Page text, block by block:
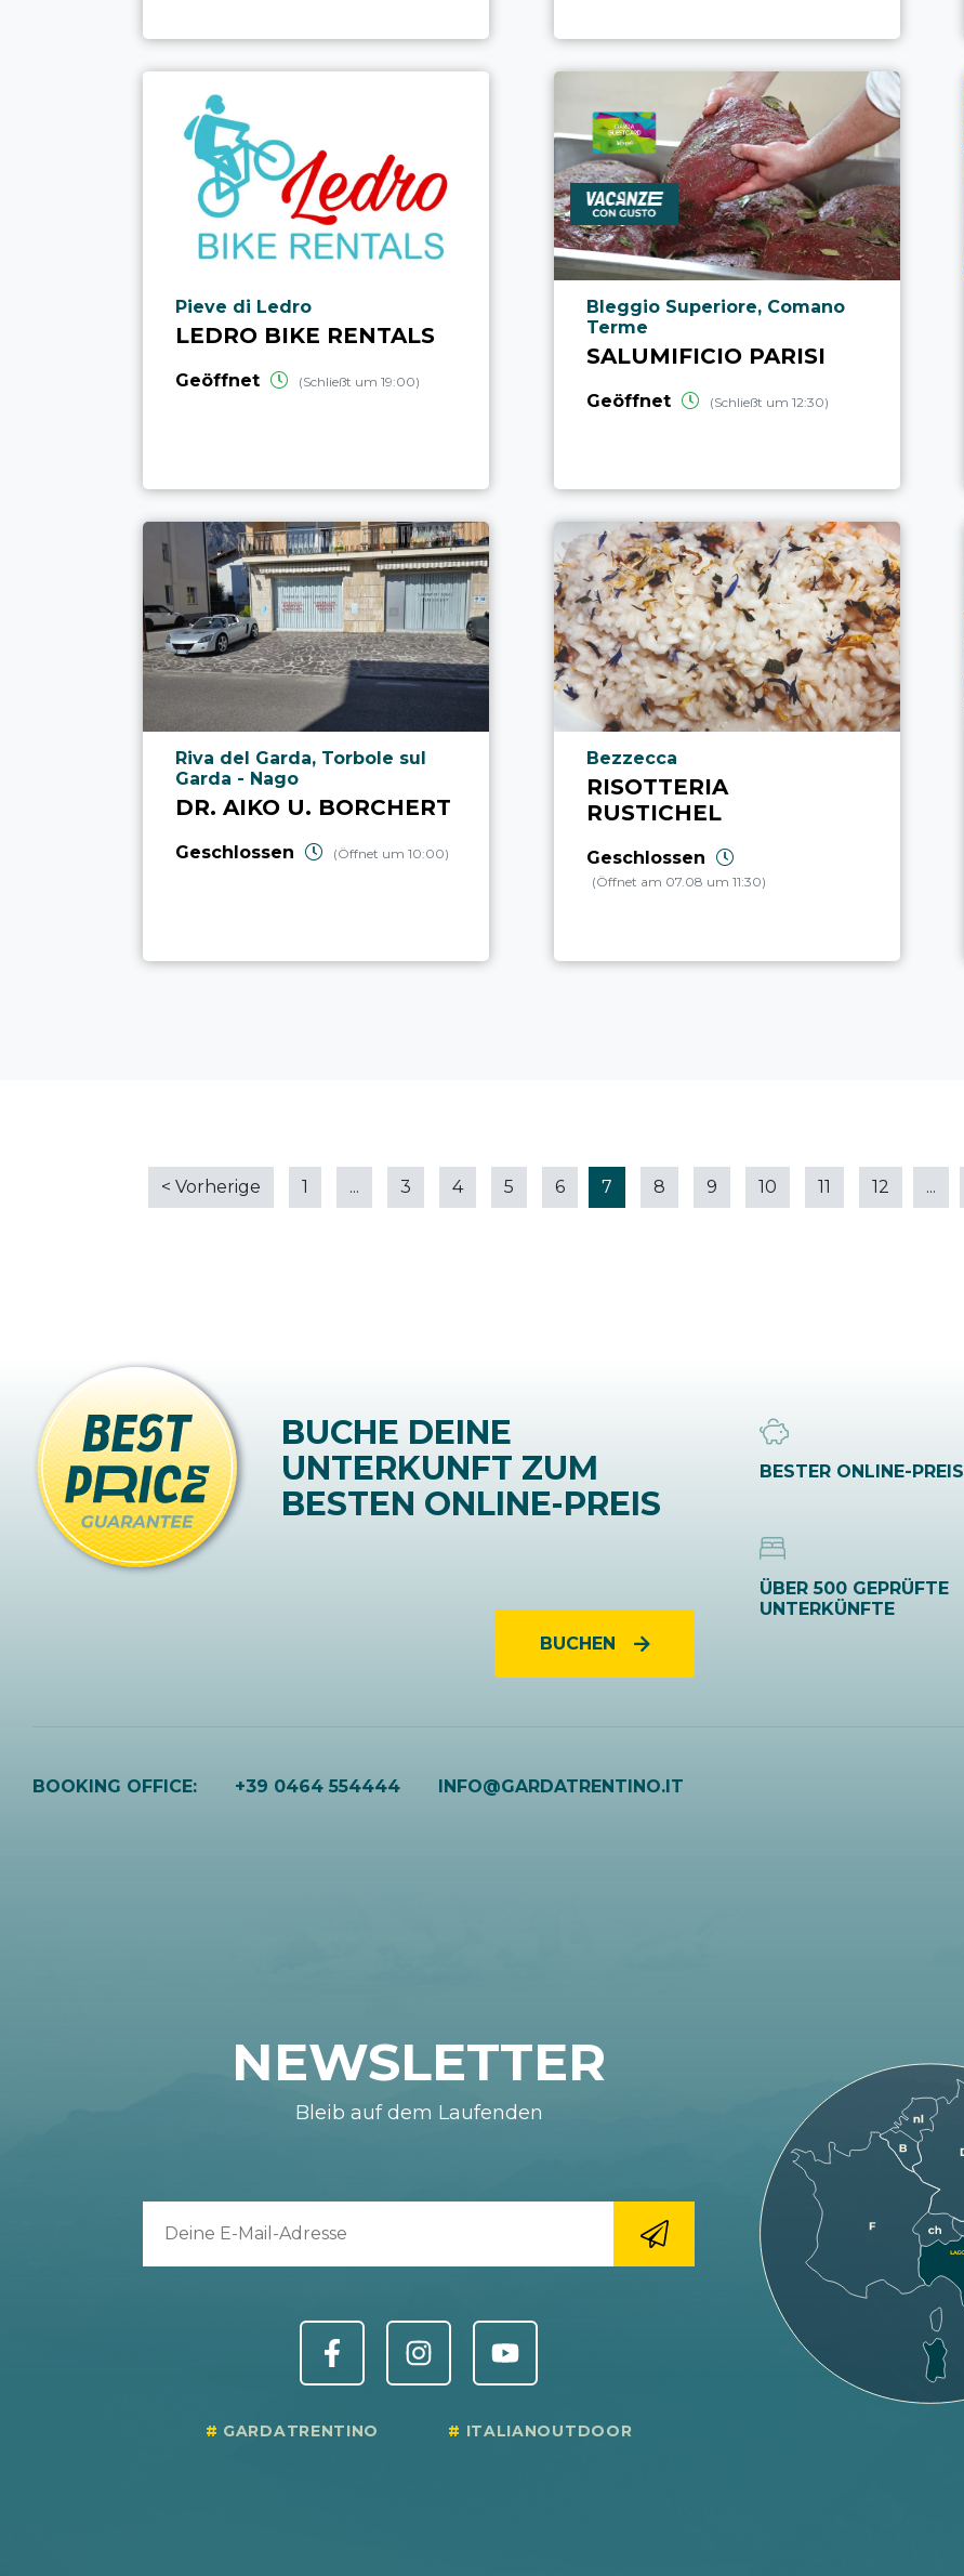
aria.poi_location_prefix
Pieve di Ledro
LEDRO BIKE RENTALS
Geöffnet (Schließt um 19:00)
aria.poi_location_prefix
Bleggio Superiore, Comano
Terme
SALUMIFICIO PARISI
Geöffnet (Schließt um 12:30)
aria.poi_location_prefix
Riva del Garda, Torbole sul
Garda - Nago
DR. AIKO U. BORCHERT
Geschlossen (Öffnet um 10:00)
aria.poi_location_prefix
Bezzecca
RISOTTERIA
RUSTICHEL
Geschlossen
(Öffnet am 07.08 um 11:30)
< Vorherige 1 ... 3 4 5 6 7 8 9 10 11 12 ...
BUCHE DEINE
UNTERKUNFT ZUM
BESTEN ONLINE-PREIS
BUCHEN
BESTER ONLINE-PREIS
ÜBER 500 GEPRÜFTE
UNTERKÜNFTE
BOOKING OFFICE: +39 0464 554444 INFO@GARDATRENTINO.IT
NEWSLETTER
Bleib auf dem Laufenden
GARDATRENTINO ITALIANOUTDOOR